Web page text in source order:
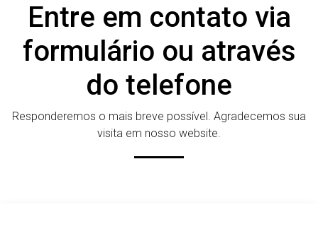
Entre em contato via
formulário ou através
do telefone
Responderemos o mais breve possível. Agradecemos sua
visita em nosso website.